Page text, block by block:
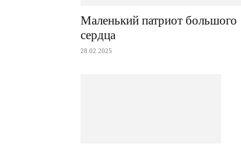
Маленький патриот большого
сердца
28.02.2025